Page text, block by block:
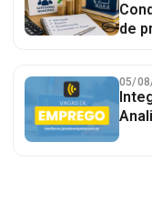
de
05/